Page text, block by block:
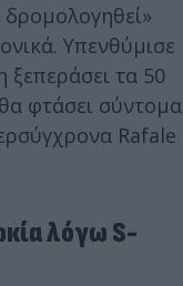
Υπενθύμισε
ξεπεράσει τα 50
φτάσει σύντομα
Rafale
λόγω S-